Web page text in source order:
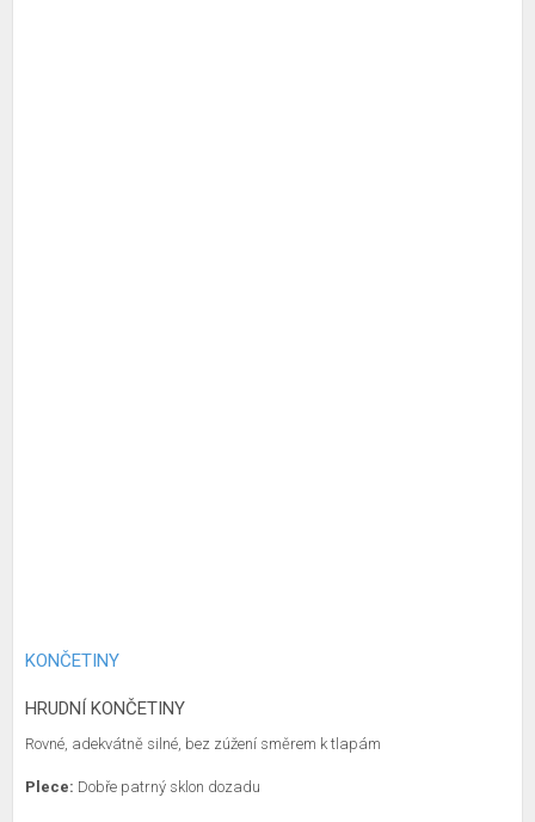
KONČETINY
HRUDNÍ KONČETINY
Rovné, adekvátně silné, bez zúžení směrem k tlapám
Plece: Dobře patrný sklon dozadu